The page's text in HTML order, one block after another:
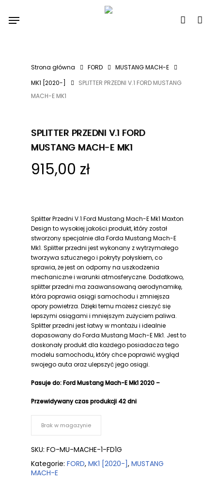
main
account
Menu
Strona główna FORD
MUSTANG MACH-E
MK1 [2020-]
SPLITTER PRZEDNI V.1 FORD MUSTANG
MACH-E MK1
SPLITTER PRZEDNI V.1 FORD
MUSTANG MACH-E MK1
915,00 zł
Splitter Przedni V.1 Ford Mustang Mach-E Mk1 Maxton
Design to wysokiej jakości produkt, który został
stworzony specjalnie dla Forda Mustang Mach-E
Mk1. Splitter przedni jest wykonany z wytrzymałego
tworzywa sztucznego i pokryty połyskiem, co
sprawia, że jest on odporny na uszkodzenia
mechaniczne i warunki atmosferyczne. Dodatkowo,
splitter przedni ma zaawansowaną aerodynamikę,
która poprawia osiągi samochodu i zmniejsza
opory powietrza. Dzięki temu możesz cieszyć się
lepszymi osiągami i mniejszym zużyciem paliwa.
Splitter przedni jest łatwy w montażu i idealnie
dopasowany do Forda Mustang Mach-E Mk1. Jest to
doskonały produkt dla każdego posiadacza tego
modelu samochodu, który chce poprawić wygląd
swojego auta oraz ulepszyć jego osiągi.
Pasuje do:Ford Mustang Mach-E Mk1 2020 –
Przewidywany czas produkcji 42 dni
Brak w magazynie
SKU: FO-MU-MACHE-1-FD1G
Kategorie: FORD, MK1 [2020-], MUSTANG
MACH-E